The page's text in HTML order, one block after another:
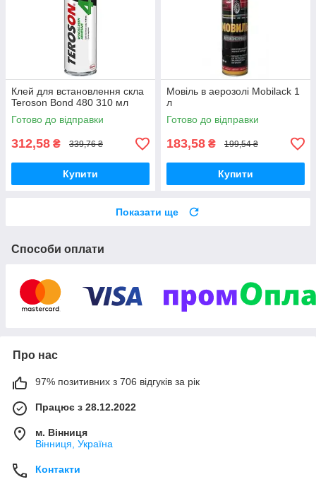
Клей для встановлення скла
Teroson Bond 480 310 мл
Готово до відправки
312,58 ₴ 339,76 ₴
Купити
Мовіль в аерозолі Mobilack 1
л
Готово до відправки
183,58 ₴ 199,54 ₴
Купити
Показати ще
Способи оплати
Про нас
97% позитивних з 706 відгуків за рік
Працює з 28.12.2022
м. Вінниця
Вінниця, Україна
Контакти